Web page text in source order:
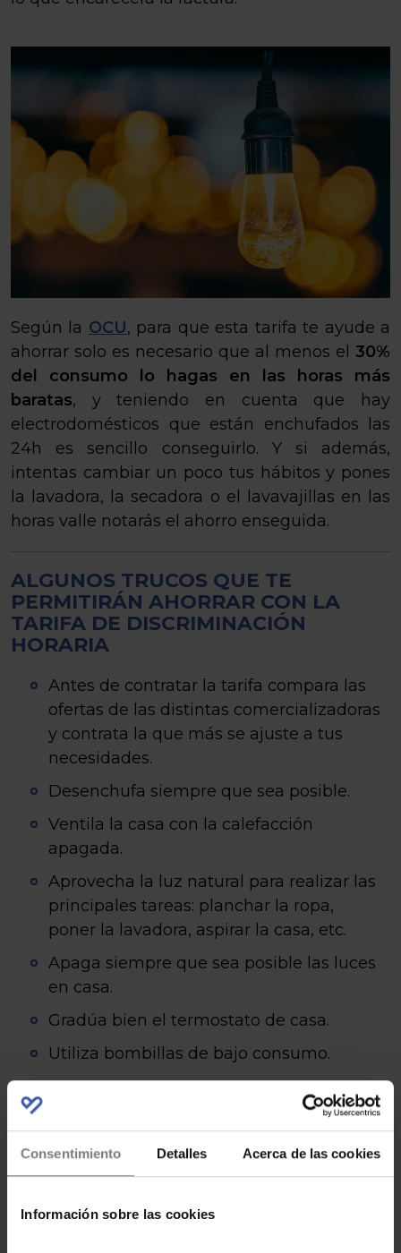
Consentimiento Detalles Acerca de las cookies
Información sobre las cookies
Según la OCU, para que esta tarifa te ayude a
ahorrar solo es necesario que al menos el 30%
del consumo lo hagas en las horas más
baratas, y teniendo en cuenta que hay
electrodomésticos que están enchufados las
24h es sencillo conseguirlo. Y si además,
intentas cambiar un poco tus hábitos y pones
la lavadora, la secadora o el lavavajillas en las
horas valle notarás el ahorro enseguida.
ALGUNOS TRUCOS QUE TE
PERMITIRÁN AHORRAR CON LA
TARIFA DE DISCRIMINACIÓN
HORARIA
Antes de contratar la tarifa compara las
ofertas de las distintas comercializadoras
y contrata la que más se ajuste a tus
necesidades.
Desenchufa siempre que sea posible.
Ventila la casa con la calefacción
apagada.
Aprovecha la luz natural para realizar las
principales tareas: planchar la ropa,
poner la lavadora, aspirar la casa, etc.
Apaga siempre que sea posible las luces
en casa.
Gradúa bien el termostato de casa.
Utiliza bombillas de bajo consumo.
¡Feliz ahorro